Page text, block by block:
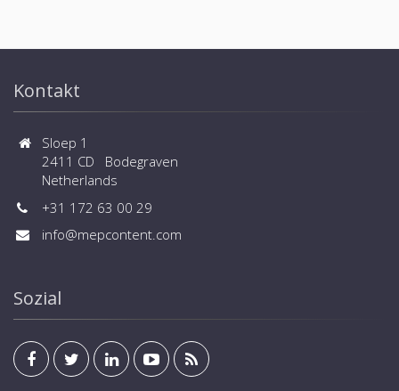
Kontakt
Sloep 1
2411 CD Bodegraven
Netherlands
+31 172 63 00 29
info@mepcontent.com
Sozial